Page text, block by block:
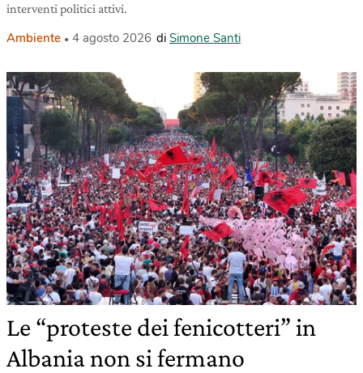
interventi politici attivi.
Ambiente 4 agosto 2026 di Simone Santi
Le “proteste dei fenicotteri” in
Albania non si fermano